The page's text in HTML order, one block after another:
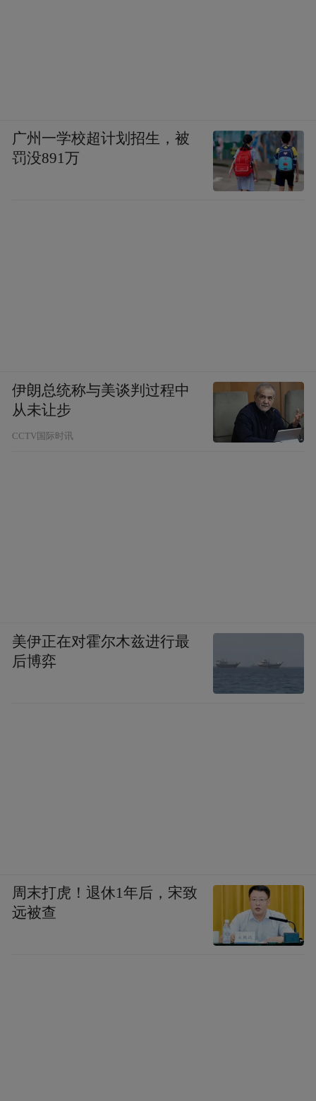
广州一学校超计划招生，被
罚没891万
伊朗总统称与美谈判过程中
从未让步
CCTV国际时讯
美伊正在对霍尔木兹进行最
后博弈
周末打虎！退休1年后，宋致
远被查